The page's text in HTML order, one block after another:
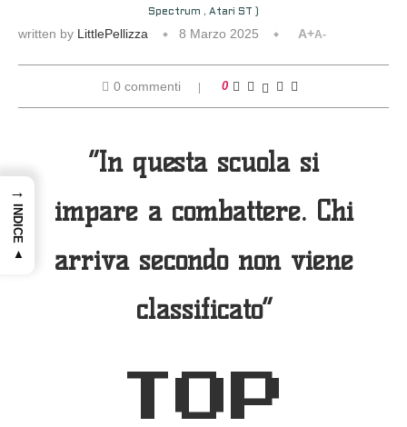
Spectrum , Atari ST )
written by LittlePellizza 8 Marzo 2025 A+A-
0 commenti 0
“In questa scuola si
impare a combattere. Chi
arriva secondo non viene
classificato”
TOP
→
INDICE ▲